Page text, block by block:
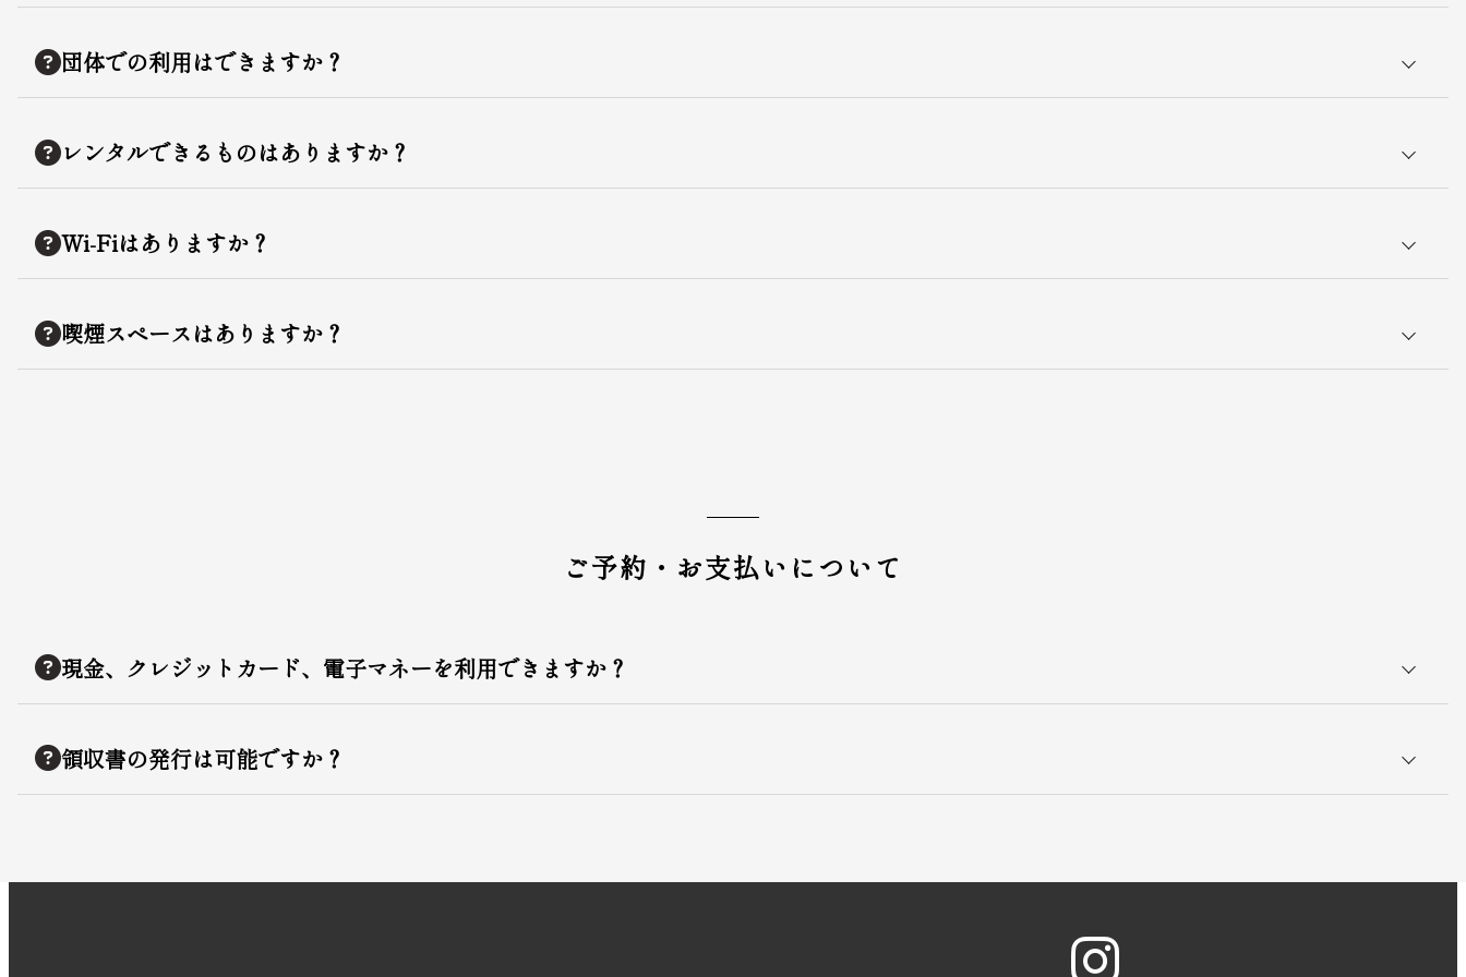
団体での利用はできますか？
レンタルできるものはありますか？
Wi-Fiはありますか？
喫煙スペースはありますか？
ご予約・お支払いについて
現金、クレジットカード、電子マネーを利用できますか？
領収書の発行は可能ですか？